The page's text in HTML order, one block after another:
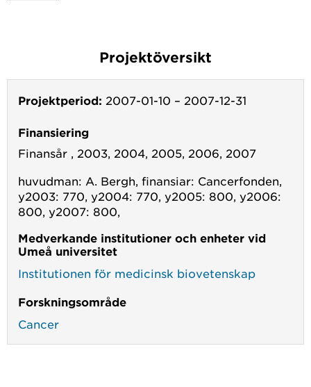
Projektöversikt
Projektperiod: 2007-01-10 – 2007-12-31
Finansiering
Finansår , 2003, 2004, 2005, 2006, 2007
huvudman: A. Bergh, finansiar: Cancerfonden,
y2003: 770, y2004: 770, y2005: 800, y2006:
800, y2007: 800,
Medverkande institutioner och enheter vid
Umeå universitet
Institutionen för medicinsk biovetenskap
Forskningsområde
Cancer